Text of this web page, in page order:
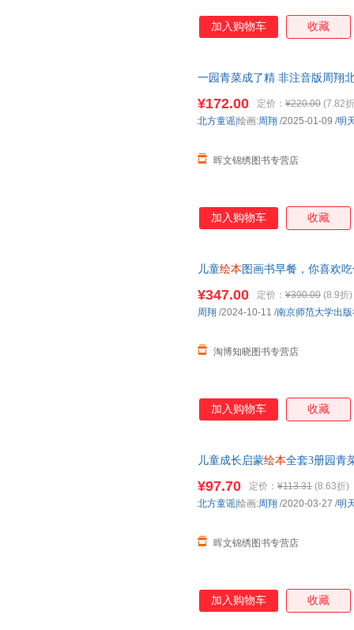
加入购物车 收藏
一园青菜成了精 非注音版周翔
¥172.00 定价： ¥220.00 (7.82
晖文锦绣图书专营店
北方童谣|绘画:周翔 /2025-01-09 /明
加入购物车 收藏
儿童绘本 图画书早餐，你喜欢
¥347.00 定价： ¥390.00 (8.9折)
淘博知晓图书专营店
周翔 /2024-10-11 /南京师范大学出
加入购物车 收藏
儿童成长启蒙绘本全套3册园青
¥97.70 定价： ¥113.31 (8.63折)
晖文锦绣图书专营店
北方童谣|绘画:周翔 /2020-03-27 /明
加入购物车 收藏